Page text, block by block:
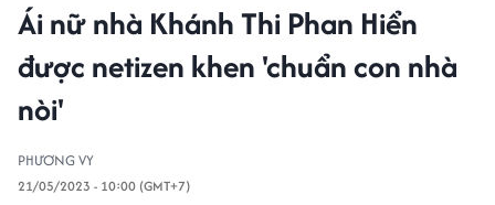
Ái nữ nhà Khánh Thi Phan Hiển
được netizen khen 'chuẩn con nhà
nòi'
PHƯƠNG VY
21/05/2023 - 10:00 (GMT+7)